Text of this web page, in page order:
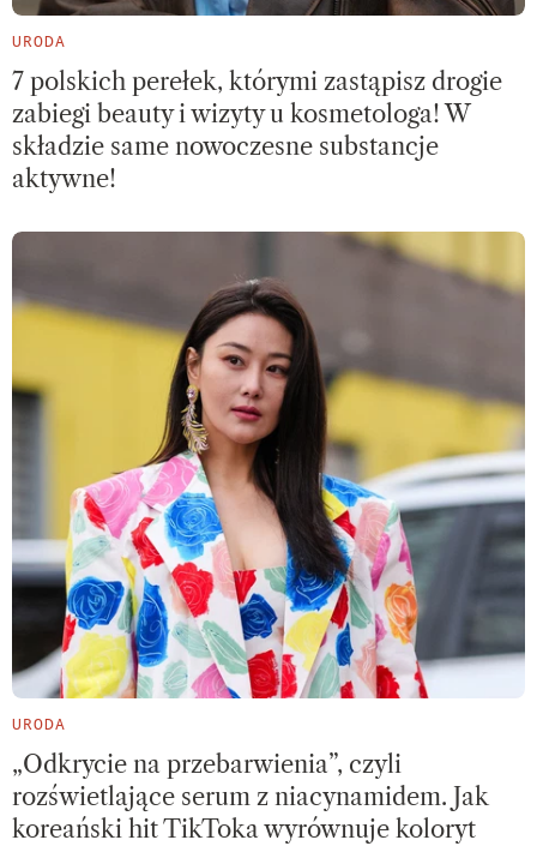
URODA
7 polskich perełek, którymi zastąpisz drogie
zabiegi beauty i wizyty u kosmetologa! W
składzie same nowoczesne substancje
aktywne!
URODA
„Odkrycie na przebarwienia”, czyli
rozświetlające serum z niacynamidem. Jak
koreański hit TikToka wyrównuje koloryt